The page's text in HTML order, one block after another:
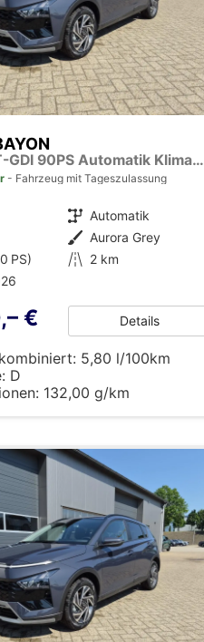
Trend 1.0 T-GDI 90PS Automatik Klimaautomatik Rückf.Kamera Parksensoren Sitzheizung Lenkradheizung Bluetooth Touchscreen Tempomat Apple CarPlay + Android Auto 16"LM
Fahrzeug mit Tageszulassung
Getriebe Automatik
Außenfarbe Aurora Grey
PS) Kilometerstand 2 km
€ Details
5,80 l/100km
D
132,00 g/km